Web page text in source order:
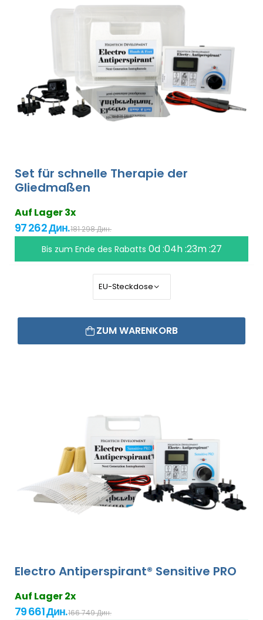
Set für schnelle Therapie der
Gliedmaßen
Auf Lager 3x
97 262 Дин.181 298 Дин.
Bis zum Ende des Rabatts 0d :04h :23m :26
ZUM WARENKORB
Electro Antiperspirant® Sensitive PRO
Auf Lager 2x
79 661 Дин.166 749 Дин.